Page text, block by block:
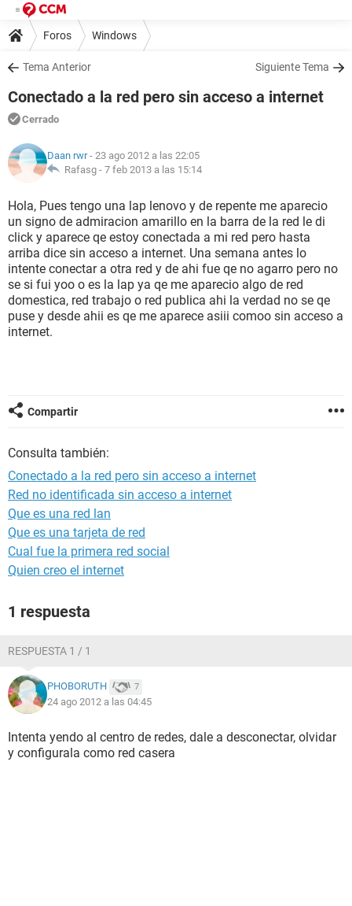
Foros Windows
Tema Anterior Siguiente Tema
Conectado a la red pero sin acceso a internet
Cerrado
Daan rwr- 23 ago 2012 a las 22:05
Rafasg - 7 feb 2013 a las 15:14
Hola, Pues tengo una lap lenovo y de repente me aparecio
un signo de admiracion amarillo en la barra de la red le di
click y aparece qe estoy conectada a mi red pero hasta
arriba dice sin acceso a internet. Una semana antes lo
intente conectar a otra red y de ahi fue qe no agarro pero no
se si fui yoo o es la lap ya qe me aparecio algo de red
domestica, red trabajo o red publica ahi la verdad no se qe
puse y desde ahii es qe me aparece asiii comoo sin acceso a
internet.
Compartir
Consulta también:
Conectado a la red pero sin acceso a internet
Red no identificada sin acceso a internet
Que es una red lan
Que es una tarjeta de red
Cual fue la primera red social
Quien creo el internet
1 respuesta
RESPUESTA 1 / 1
PHOBORUTH 7
24 ago 2012 a las 04:45
Intenta yendo al centro de redes, dale a desconectar, olvidar
y configurala como red casera